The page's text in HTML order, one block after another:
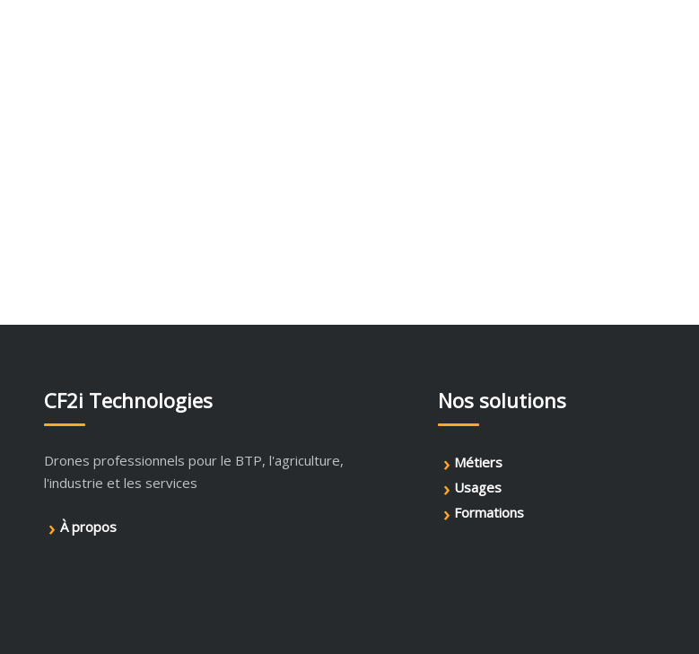
CF2i Technologies
Drones professionnels pour le BTP, l'agriculture,
l'industrie et les services
› À propos
Nos solutions
› Métiers
› Usages
› Formations